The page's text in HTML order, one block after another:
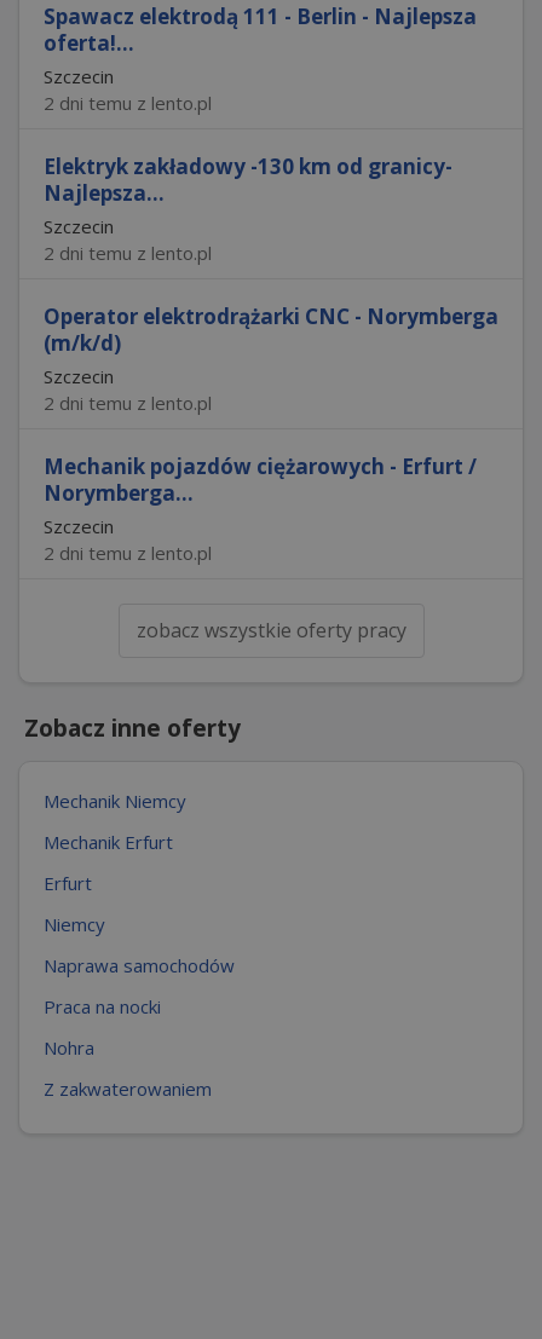
Spawacz elektrodą 111 - Berlin - Najlepsza
oferta!...
Szczecin
2 dni temu z lento.pl
Elektryk zakładowy -130 km od granicy-
Najlepsza...
Szczecin
2 dni temu z lento.pl
Operator elektrodrążarki CNC - Norymberga
(m/k/d)
Szczecin
2 dni temu z lento.pl
Mechanik pojazdów ciężarowych - Erfurt /
Norymberga...
Szczecin
2 dni temu z lento.pl
zobacz wszystkie oferty pracy
Zobacz inne oferty
Mechanik Niemcy
Mechanik Erfurt
Erfurt
Niemcy
Naprawa samochodów
Praca na nocki
Nohra
Z zakwaterowaniem